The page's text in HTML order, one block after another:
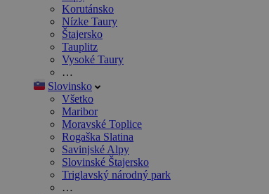
Korutánsko
Nízke Taury
Štajersko
Tauplitz
Vysoké Taury
…
Slovinsko
Všetko
Maribor
Moravské Toplice
Rogaška Slatina
Savinjské Alpy
Slovinské Štajersko
Triglavský národný park
…